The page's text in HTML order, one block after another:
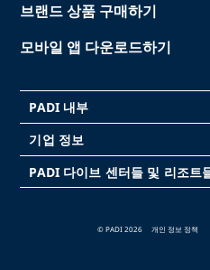
브랜드 상품 구매하기
모바일 앱 다운로드하기
PADI 내부
기업 정보
PADI 다이브 센터들 및 리조트
© PADI 2026 개인 정보 정책